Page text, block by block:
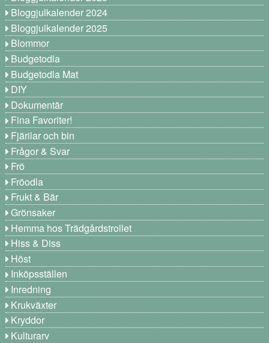
Bloggjulkalender 2024
Bloggjulkalender 2025
Blommor
Budgetodla
Budgetodla Mat
DIY
Dokumentär
Fina Favoriter!
Fjärilar och bin
Frågor & Svar
Frö
Fröodla
Frukt & Bär
Grönsaker
Hemma hos Trädgårdstrollet
Hiss & Diss
Höst
Inköpsställen
Inredning
Krukväxter
Kryddor
Kulturarv